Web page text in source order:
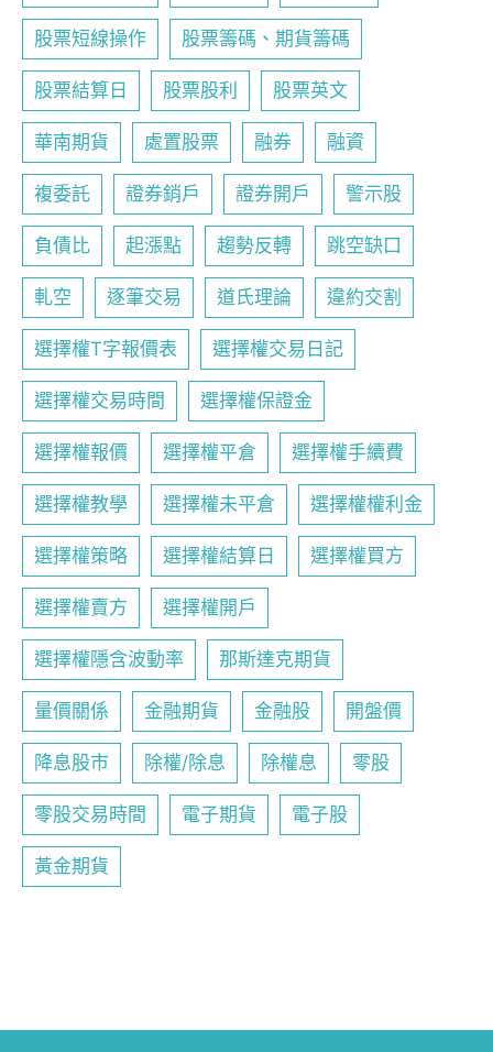
股票短線操作 股票籌碼、期貨籌碼
股票結算日 股票股利 股票英文
華南期貨 處置股票 融券 融資
複委託 證券銷戶 證券開戶 警示股
負債比 起漲點 趨勢反轉 跳空缺口
軋空 逐筆交易 道氏理論 違約交割
選擇權T字報價表 選擇權交易日記
選擇權交易時間 選擇權保證金
選擇權報價 選擇權平倉 選擇權手續費
選擇權教學 選擇權未平倉 選擇權權利金
選擇權策略 選擇權結算日 選擇權買方
選擇權賣方 選擇權開戶
選擇權隱含波動率 那斯達克期貨
量價關係 金融期貨 金融股 開盤價
降息股市 除權/除息 除權息 零股
零股交易時間 電子期貨 電子股
黃金期貨